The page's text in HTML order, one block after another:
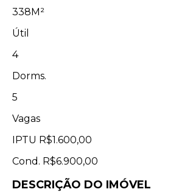
338M²
Útil
4
Dorms.
5
Vagas
IPTU R$1.600,00
Cond. R$6.900,00
DESCRIÇÃO DO IMÓVEL